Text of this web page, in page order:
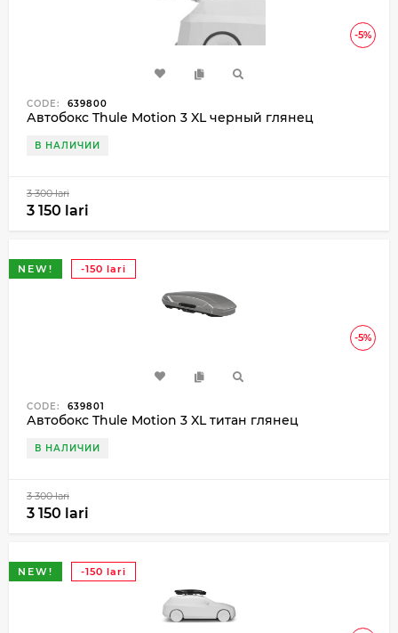
-5%
CODE: 639800
Автобокс Thule Motion 3 XL черный глянец
В НАЛИЧИИ
3 300 lari
3 150 lari
-5%
NEW! -150 lari
CODE: 639801
Автобокс Thule Motion 3 XL титан глянец
В НАЛИЧИИ
3 300 lari
3 150 lari
NEW! -150 lari